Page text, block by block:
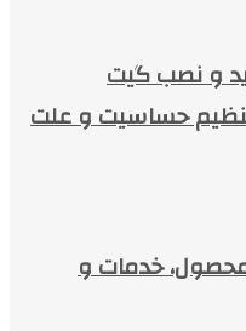
و نصب گیت
حساسیت و علت
خدمات و